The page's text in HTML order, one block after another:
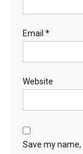
Email *
Website
Save my name,